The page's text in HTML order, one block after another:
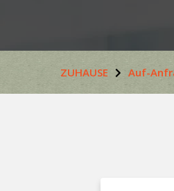
ZUHAUSE Auf-